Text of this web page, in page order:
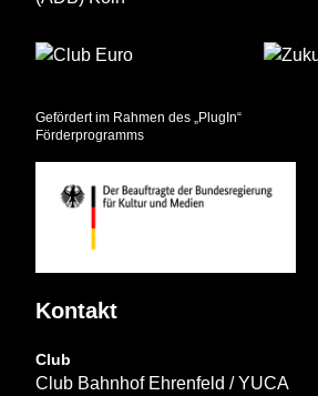
Gefördert im Rahmen des „PlugIn“
Förderprogramms
Kontakt
Club
Club Bahnhof Ehrenfeld / YUCA